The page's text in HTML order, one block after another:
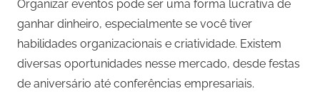
Organizar eventos pode ser uma forma lucrativa de
ganhar dinheiro, especialmente se você tiver
habilidades organizacionais e criatividade. Existem
diversas oportunidades nesse mercado, desde festas
de aniversário até conferências empresariais.